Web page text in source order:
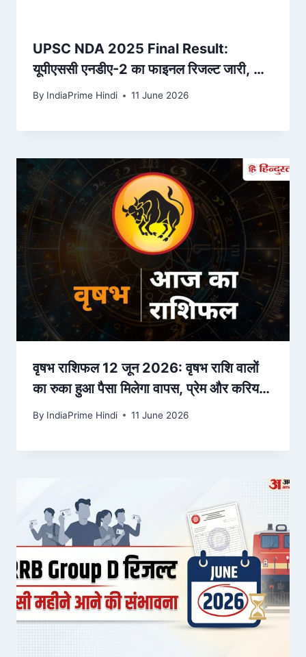
UPSC NDA 2025 Final Result:
यूपीएससी एनडीए-2 का फाइनल रिजल्ट जारी, कुल
742 अभ्यर्थी हुए सफल – ndtv.in
By IndiaPrime Hindi 11 June 2026
वृषभ राशिफल 12 जून 2026: वृषभ राशि वालों
का रुका हुआ पैसा मिलेगा वापस, प्रेम और करियर
में मिलेगी खुशखबरी – Hindustan Hindi
By IndiaPrime Hindi 11 June 2026